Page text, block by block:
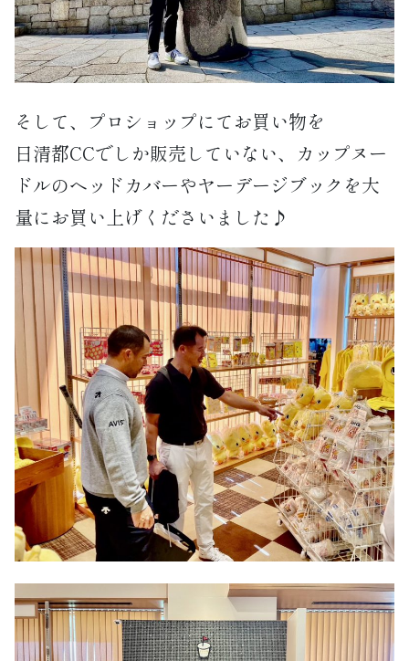
そして、プロショップにてお買い物を
日清都CCでしか販売していない、カップヌー
ドルのヘッドカバーやヤーデージブックを大
量にお買い上げくださいました♪